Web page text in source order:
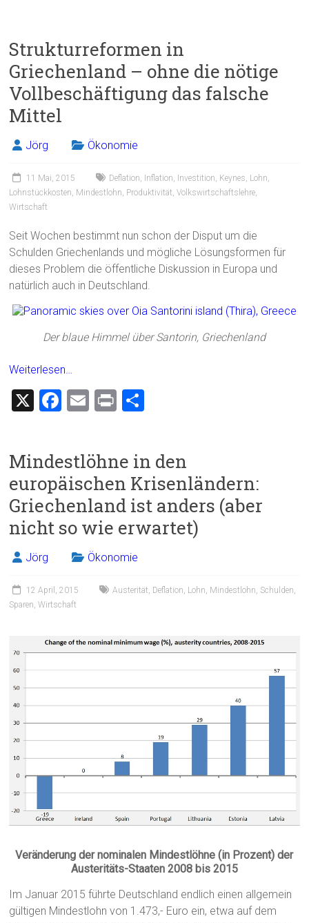
b
o
ok
l
n
Strukturreformen in
Griechenland – ohne die nötige
Vollbeschäftigung das falsche
Mittel
Jörg Ökonomie
11 Mai, 2015 Deflation Inflation Investition Keynes Lohn
Lohnstückkosten Mindestlohn Produktivität ,Volkswirtschaftslehre
Wirtschaft
Seit Wochen bestimmt nun schon der Disput um die
Schulden Griechenlands und mögliche Lösungsformen für
dieses Problem die öffentliche Diskussion in Europa und
natürlich auch in Deutschland.
Der blaue Himmel über Santorin, Griechenland
Weiterlesen…
X
F
b
o
ok
E
l
Pr
n
Mindestlöhne in den
europäischen Krisenländern:
Griechenland ist anders (aber
nicht so wie erwartet)
Jörg Ökonomie
12 April, 2015 Austerität Deflation Lohn Mindestlohn Schulden
Sparen ,Wirtschaft
Veränderung der nominalen Mindestlöhne (in Prozent) der
Austeritäts-Staaten 2008 bis 2015
Im Januar 2015 führte Deutschland endlich einen allgemein
gültigen Mindestlohn von 1.473,- Euro ein, etwa auf dem